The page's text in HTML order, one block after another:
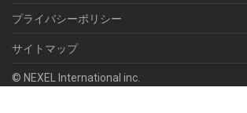
プライバシーポリシー
サイトマップ
© NEXEL International inc.